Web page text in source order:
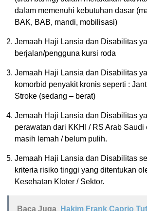
dalam memenuhi kebutuhan dasar
BAK, BAB, mandi, mobilisasi)
Jemaah Haji Lansia dan Disabilitas
berjalan/pengguna kursi roda
Jemaah Haji Lansia dan Disabilitas
komorbid penyakit kronis seperti :
Stroke (sedang – berat)
Jemaah Haji Lansia dan Disabilitas
perawatan dari KKHI / RS Arab Saudi
masih lemah / belum pulih.
Jemaah Haji Lansia dan Disabilitas
kriteria risiko tinggi yang ditentukan
Kesehatan Kloter / Sektor.
Baca Juga Hakim Frank Caprio